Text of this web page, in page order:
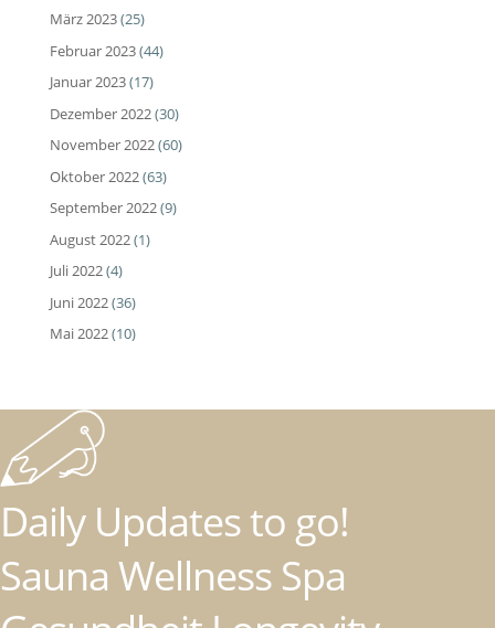
März 2023(25)
Februar 2023(44)
Januar 2023(17)
Dezember 2022(30)
November 2022(60)
Oktober 2022(63)
September 2022(9)
August 2022(1)
Juli 2022(4)
Juni 2022(36)
Mai 2022(10)
Daily Updates to go!
Sauna Wellness Spa